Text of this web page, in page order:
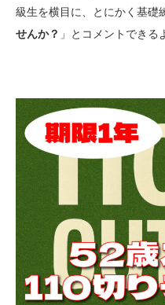
級生を横目に、とにかく基礎
せんか？ 」とコメントできる